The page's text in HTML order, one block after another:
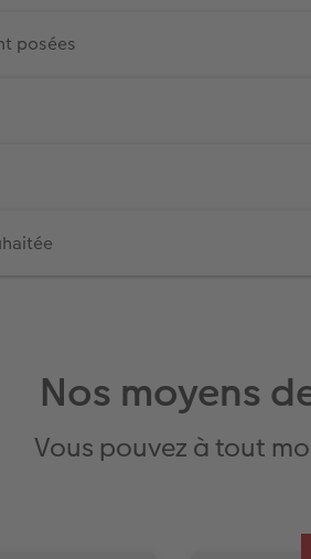
posées
Nos moyens
Vous pouvez à tout